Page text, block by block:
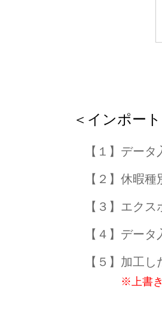
＜インポー
【１】データ
【２】休暇種
【３】エクス
【４】データ
【５】加工し
※上書